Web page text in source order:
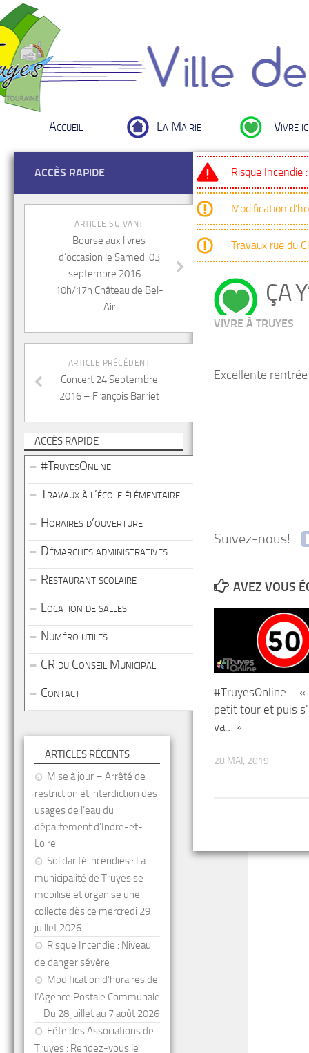
Accueil La Mairie Vivre
Risque Incendie
Modification
Travaux rue du
ÇA
VIVRE À TRUYES
Excellente
Suivez-nous!
AVEZ VOUS
#TruyesOnline – «
petit tour et puis
va… »
28 MAI, 2019
ACCÈS RAPIDE
ARTICLE SUIVANT
Bourse aux livres
d’occasion le Samedi 03
septembre 2016 –
10h/17h Château de Bel-
Air
ARTICLE PRÉCÉDENT
Concert 24 Septembre
2016 – François Barriet
ACCÈS RAPIDE
#TruyesOnline
Travaux à l’école élémentaire
Horaires d’ouverture
Démarches administratives
Restaurant scolaire
Location de salles
Numéro utiles
CR du Conseil Municipal
Contact
ARTICLES RÉCENTS
Mise à jour – Arrêté de
restriction et interdiction des
usages de l’eau du
département d’Indre-et-
Loire
Solidarité incendies : La
municipalité de Truyes se
mobilise et organise une
collecte dès ce mercredi 29
juillet 2026
Risque Incendie : Niveau
de danger sévère
Modification d’horaires de
l’Agence Postale Communale
– Du 28 juillet au 7 août 2026
Fête des Associations de
Truyes : Rendez-vous le